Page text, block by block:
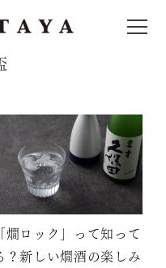
「燗ロック」って知って
？新しい燗酒の楽しみ